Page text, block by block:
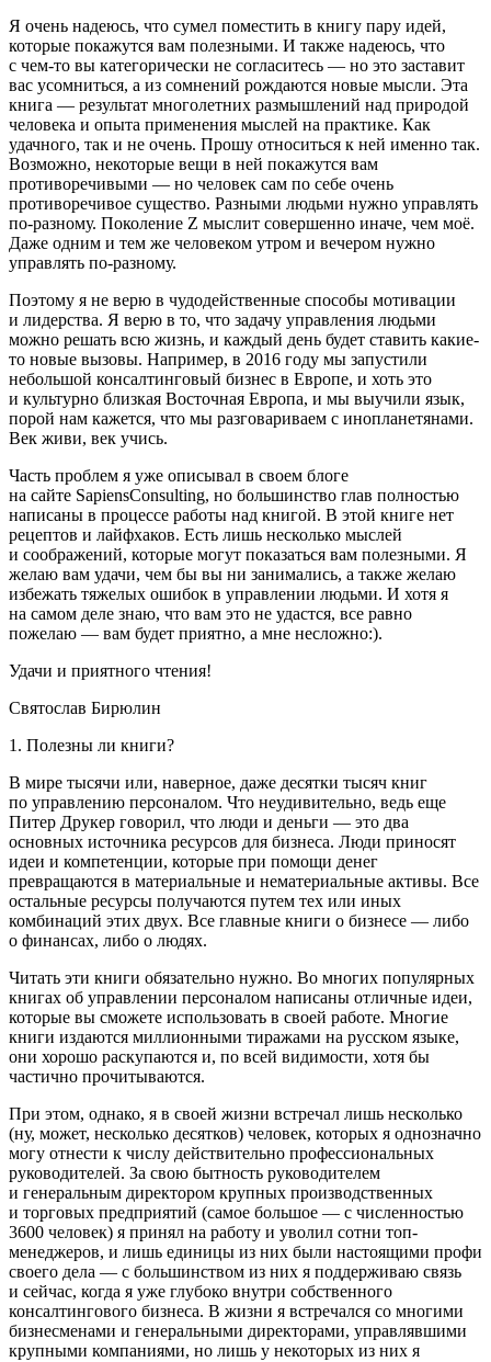
Я очень надеюсь, что сумел поместить в книгу пару идей,
которые покажутся вам полезными. И также надеюсь, что
с чем-то вы категорически не согласитесь — но это заставит
вас усомниться, а из сомнений рождаются новые мысли. Эта
книга — результат многолетних размышлений над природой
человека и опыта применения мыслей на практике. Как
удачного, так и не очень. Прошу относиться к ней именно так.
Возможно, некоторые вещи в ней покажутся вам
противоречивыми — но человек сам по себе очень
противоречивое существо. Разными людьми нужно управлять
по-разному. Поколение Z мыслит совершенно иначе, чем моё.
Даже одним и тем же человеком утром и вечером нужно
управлять по-разному.
Поэтому я не верю в чудодейственные способы мотивации
и лидерства. Я верю в то, что задачу управления людьми
можно решать всю жизнь, и каждый день будет ставить какие-
то новые вызовы. Например, в 2016 году мы запустили
небольшой консалтинговый бизнес в Европе, и хоть это
и культурно близкая Восточная Европа, и мы выучили язык,
порой нам кажется, что мы разговариваем с инопланетянами.
Век живи, век учись.
Часть проблем я уже описывал в своем блоге
на сайте SapiensConsulting, но большинство глав полностью
написаны в процессе работы над книгой. В этой книге нет
рецептов и лайфхаков. Есть лишь несколько мыслей
и соображений, которые могут показаться вам полезными. Я
желаю вам удачи, чем бы вы ни занимались, а также желаю
избежать тяжелых ошибок в управлении людьми. И хотя я
на самом деле знаю, что вам это не удастся, все равно
пожелаю — вам будет приятно, а мне несложно:).
Удачи и приятного чтения!
Святослав Бирюлин
1. Полезны ли книги?
В мире тысячи или, наверное, даже десятки тысяч книг
по управлению персоналом. Что неудивительно, ведь еще
Питер Друкер говорил, что люди и деньги — это два
основных источника ресурсов для бизнеса. Люди приносят
идеи и компетенции, которые при помощи денег
превращаются в материальные и нематериальные активы. Все
остальные ресурсы получаются путем тех или иных
комбинаций этих двух. Все главные книги о бизнесе — либо
о финансах, либо о людях.
Читать эти книги обязательно нужно. Во многих популярных
книгах об управлении персоналом написаны отличные идеи,
которые вы сможете использовать в своей работе. Многие
книги издаются миллионными тиражами на русском языке,
они хорошо раскупаются и, по всей видимости, хотя бы
частично прочитываются.
При этом, однако, я в своей жизни встречал лишь несколько
(ну, может, несколько десятков) человек, которых я однозначно
могу отнести к числу действительно профессиональных
руководителей. За свою бытность руководителем
и генеральным директором крупных производственных
и торговых предприятий (самое большое — с численностью
3600 человек) я принял на работу и уволил сотни топ-
менеджеров, и лишь единицы из них были настоящими профи
своего дела — с большинством из них я поддерживаю связь
и сейчас, когда я уже глубоко внутри собственного
консалтингового бизнеса. В жизни я встречался со многими
бизнесменами и генеральными директорами, управлявшими
крупными компаниями, но лишь у некоторых из них я